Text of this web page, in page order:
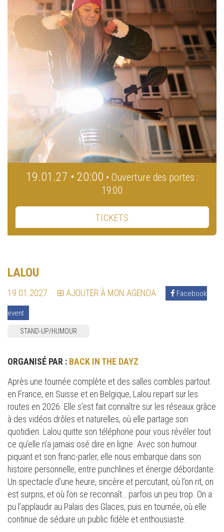
19.01.27 • 20:00 • Ouverture des portes :
19:00
TICKETS
LALOU
19.01.2027 AJOUTER À MON AGENDA Facebook
event
STAND-UP/HUMOUR
ORGANISÉ PAR : BACK IN THE DAYZ
Après une tournée complète et des salles combles partout
en France, en Suisse et en Belgique, Lalou repart sur les
routes en 2026. Elle s’est fait connaître sur les réseaux grâce
à des vidéos drôles et naturelles, où elle partage son
quotidien. Lalou quitte son téléphone pour vous révéler tout
ce qu’elle n’a jamais osé dire en ligne. Avec son humour
piquant et son franc-parler, elle nous embarque dans son
histoire personnelle, entre punchlines et énergie débordante.
Un spectacle d’une heure, sincère et percutant, où l’on rit, on
est surpris, et où l’on se reconnaît… parfois un peu trop. On a
pu l’applaudir au Palais des Glaces, puis en tournée, où elle
continue de séduire un public fidèle et enthousiaste.